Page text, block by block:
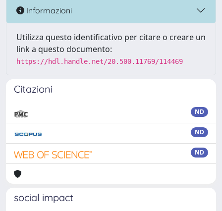
Informazioni
Utilizza questo identificativo per citare o creare un
link a questo documento:
https://hdl.handle.net/20.500.11769/114469
Citazioni
ND
ND
ND
social impact